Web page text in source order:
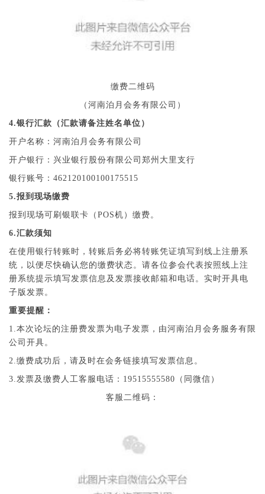
缴费二维码
（河南泊月会务有限公司）
4.银行汇款（汇款请备注姓名单位）
开户名称：河南泊月会务有限公司
开户银行：兴业银行股份有限公司郑州大里支行
银行账号：462120100100175515
5.报到现场缴费
报到现场可刷银联卡（POS机）缴费。
6.汇款须知
在使用银行转账时，转账后务必将转账凭证填写到线上注册系
统，以便尽快确认您的缴费状态。请各位参会代表按照线上注
册系统提示填写发票信息及发票接收邮箱和电话。实时开具电
子版发票。
重要提醒：
1.本次论坛的注册费发票为电子发票，由河南泊月会务服务有限
公司开具。
2.缴费成功后，请及时在会务链接填写发票信息。
3.发票及缴费人工客服电话：19515555580（同微信）
客服二维码：